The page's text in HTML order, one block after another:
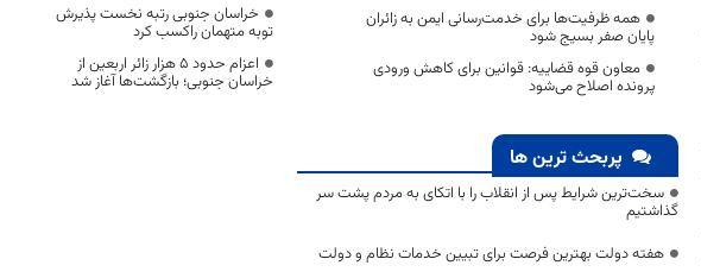
همه ظرفیت‌ها برای خدمت‌رسانی ایمن به زائران
پایان صفر بسیج شود
معاون قوه قضاییه: قوانین برای کاهش ورودی
پرونده اصلاح می‌شود
پربحث ترین ها
سخت‌ترین شرایط پس از انقلاب را با اتکای به مردم پشت سر
گذاشتیم
هفته دولت بهترین فرصت برای تبیین خدمات نظام و دولت
خراسان جنوبی رتبه نخست پذیرش
توبه متهمان راکسب کرد
اعزام حدود 5 هزار زائر اربعین از
خراسان جنوبی؛ بازگشت‌ها آغاز شد